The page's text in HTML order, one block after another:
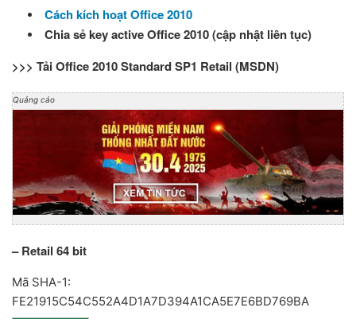
Cách kích hoạt Office 2010
Chia sẻ key active Office 2010 (cập nhật liên tục)
>>> Tải Office 2010 Standard SP1 Retail (MSDN)
Quảng cáo
– Retail 64 bit
Mã SHA-1:
FE21915C54C552A4D1A7D394A1CA5E7E6BD769BA